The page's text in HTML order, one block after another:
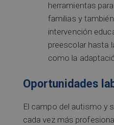
herramientas
familias y
intervención
preescolar hasta
como la
Oportunidades
El campo del autismo y
cada vez más